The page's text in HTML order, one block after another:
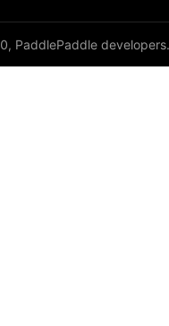
PaddlePaddle developers.